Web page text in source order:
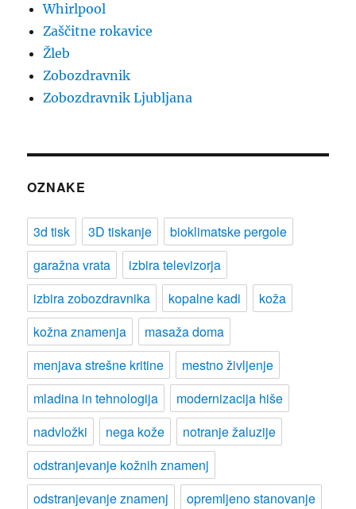
Whirlpool
Zaščitne rokavice
Žleb
Zobozdravnik
Zobozdravnik Ljubljana
OZNAKE
3d tisk 3D tiskanje
bioklimatske pergole
garažna vrata
izbira televizorja
izbira zobozdravnika
kopalne kadi
koža
kožna znamenja
masaža doma
menjava strešne kritine
mestno življenje
mladina in tehnologija
modernizacija hiše
nadvložki
nega kože
notranje žaluzije
odstranjevanje kožnih znamenj
odstranjevanje znamenj
opremljeno stanovanje